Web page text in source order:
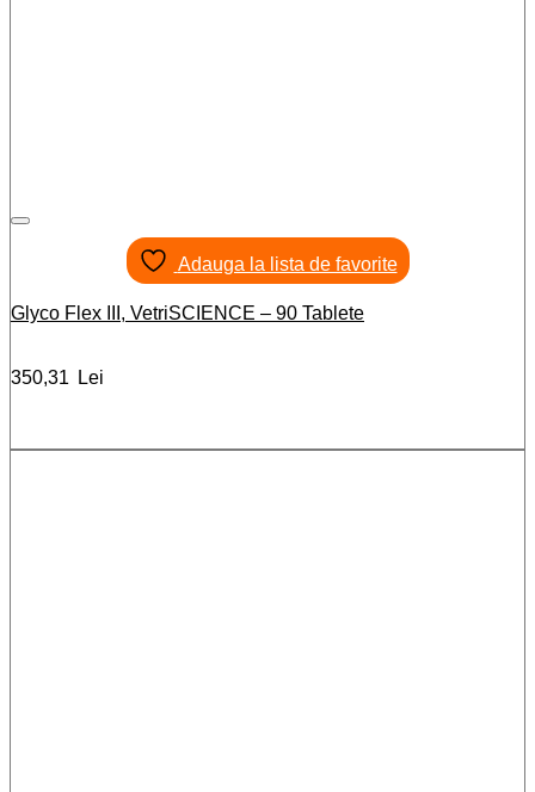
Adauga la lista de favorite
Glyco Flex III, VetriSCIENCE – 90 Tablete
350,31 Lei